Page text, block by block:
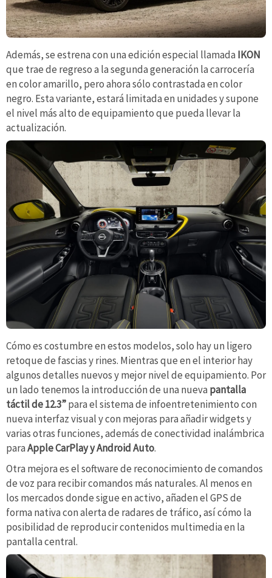
Además, se estrena con una edición especial llamada IKON
que trae de regreso a la segunda generación la carrocería
en color amarillo, pero ahora sólo contrastada en color
negro. Esta variante, estará limitada en unidades y supone
el nivel más alto de equipamiento que pueda llevar la
actualización.
Cómo es costumbre en estos modelos, solo hay un ligero
retoque de fascias y rines. Mientras que en el interior hay
algunos detalles nuevos y mejor nivel de equipamiento. Por
un lado tenemos la introducción de una nueva pantalla
táctil de 12.3”para el sistema de infoentretenimiento con
nueva interfaz visual y con mejoras para añadir widgets y
varias otras funciones, además de conectividad inalámbrica
paraApple CarPlay y Android Auto.
Otra mejora es el software de reconocimiento de comandos
de voz para recibir comandos más naturales. Al menos en
los mercados donde sigue en activo, añaden el GPS de
forma nativa con alerta de radares de tráfico, así cómo la
posibilidad de reproducir contenidos multimedia en la
pantalla central.